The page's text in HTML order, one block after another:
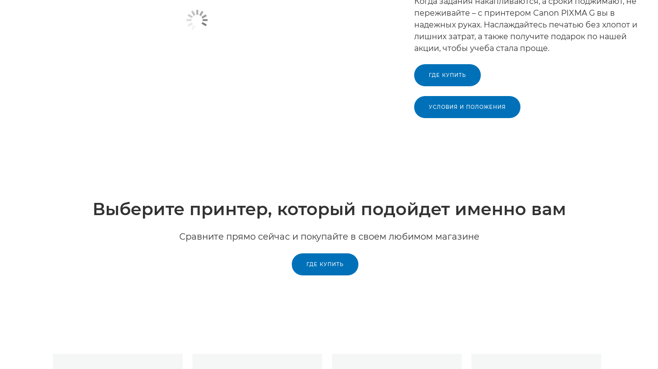
переживайте – с принтером Canon PIXMA G вы в
надежных руках. Наслаждайтесь печатью без хлопот и
лишних затрат, а также получите подарок по нашей
акции, чтобы учеба стала проще.
ГДЕ КУПИТЬ
УСЛОВИЯ И ПОЛОЖЕНИЯ
Выберите принтер, который подойдет именно вам
Сравните прямо сейчас и покупайте в своем любимом магазине
ГДЕ КУПИТЬ